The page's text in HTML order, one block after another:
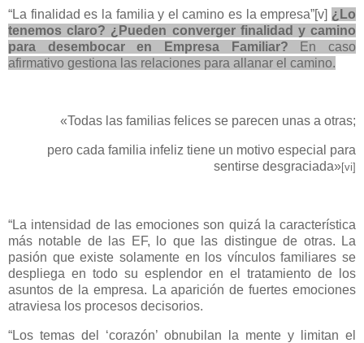
“La finalidad es la familia y el camino es la empresa”[v] ¿Lo
tenemos claro? ¿Pueden converger finalidad y camino
para desembocar en Empresa Familiar?
En caso
afirmativo gestiona las relaciones para allanar el camino.
«Todas las familias felices se parecen unas a otras;
pero cada familia infeliz tiene un motivo especial para
sentirse desgraciada»[vi]
“La intensidad de las emociones son quizá la característica
más notable de las EF, lo que las distingue de otras. La
pasión que existe solamente en los vínculos familiares se
despliega en todo su esplendor en el tratamiento de los
asuntos de la empresa. La aparición de fuertes emociones
atraviesa los procesos decisorios.
“Los temas del ‘corazón’ obnubilan la mente y limitan el